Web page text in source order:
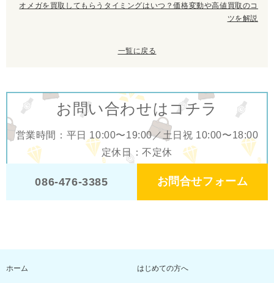
オメガを買取してもらうタイミングはいつ？価格変動や高値買取のコ
ツを解説
一覧に戻る
お問い合わせはコチラ
営業時間：平日 10:00〜19:00／土日祝 10:00〜18:00
定休日：不定休
086-476-3385 お問合せフォーム
ホーム はじめての方へ